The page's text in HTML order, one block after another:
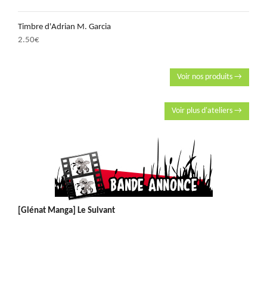
Timbre d'Adrian M. Garcia
2.50€
Voir nos produits →
Voir plus d'ateliers →
[Glénat Manga] Le Suivant